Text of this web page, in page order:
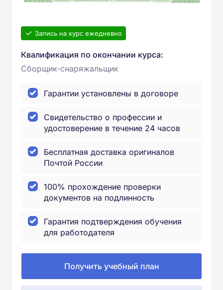
Запись на курс ежедневно
Квалификация по окончании курса:
Сборщик-снаряжальщик
Гарантии установлены в договоре
Свидетельство о профессии и
удостоверение в течение 24 часов
Бесплатная доставка оригиналов
Почтой России
100% прохождение проверки
документов на подлинность
Гарантия подтверждения обучения
для работодателя
Получить учебный план